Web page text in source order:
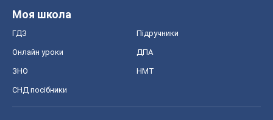
Моя школа
ГДЗ Підручники
Онлайн уроки ДПА
ЗНО НМТ
СНД посібники